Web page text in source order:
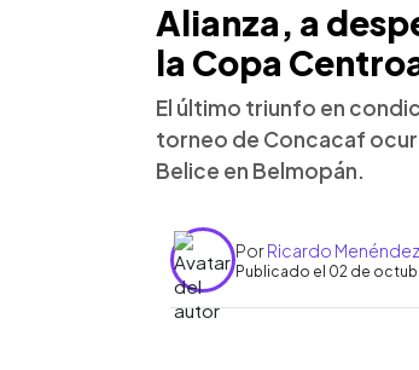
Alianza, a
la Copa
El último triunfo en
torneo de Concacaf
Belice en Belmopán.
PorRicardo Menéndez
Publicado el 02 de